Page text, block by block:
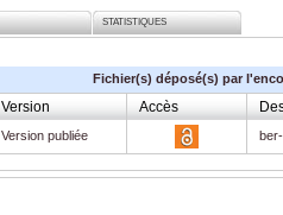
STATISTIQUES
Fichier(s) déposé(s) par
Version Accès
Version publiée